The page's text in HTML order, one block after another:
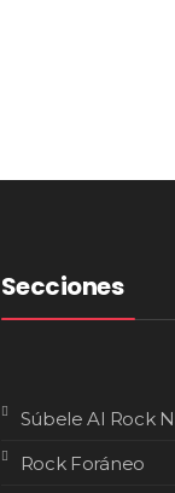
Secciones
Súbele Al Rock
Rock Foráneo